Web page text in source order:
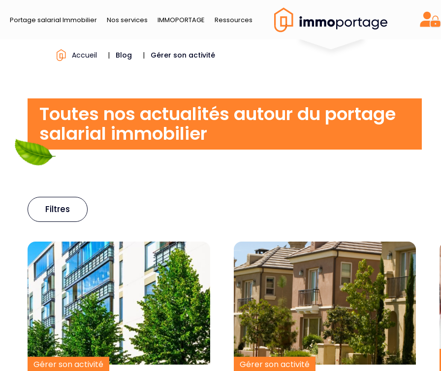
Portage salarial Immobilier Nos services IMMOPORTAGE Ressources
Accueil | Blog | Gérer son activité
Toutes nos actualités autour du portage
salarial immobilier
Filtres
Gérer son activité Gérer son activité